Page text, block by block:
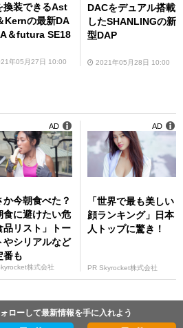
換装できるAst
Kernの最新DA
＆futura SE18
年05月27日 10:00
DACをデュアル搭載
したSHANLINGの新
型DAP
2021年05月28日 10:00
か今朝食べた？
食に避けたい危
品リスト」トー
やシリアルなど
番も
株式会社
AD
「世界で最も美しい
顔ランキング」日本
人トップに驚き！
PR Skyrocket株式会社
AD
ローして最新情報を手に入れよう